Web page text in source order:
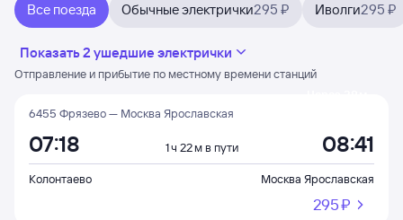
Все поезда Обычные электрички295 ₽ Иволги295 ₽
Показать 2 ушедшие электрички
Отправление и прибытие по местному времени станций
6455 Фрязево — Москва Ярославская
07:18 1 ч 22 м в пути 08:41
Колонтаево Москва Ярославская
295 ⁠₽